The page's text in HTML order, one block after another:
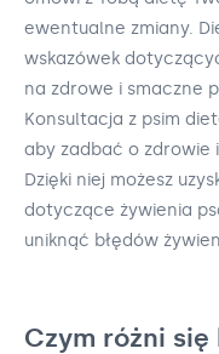
ewentualne zmiany.
wskazówek
na zdrowe i smaczne
Konsultacja z psim
aby zadbać o zdrowie
Dzięki niej możesz
dotyczące żywienia
uniknąć błędów
Czym różni